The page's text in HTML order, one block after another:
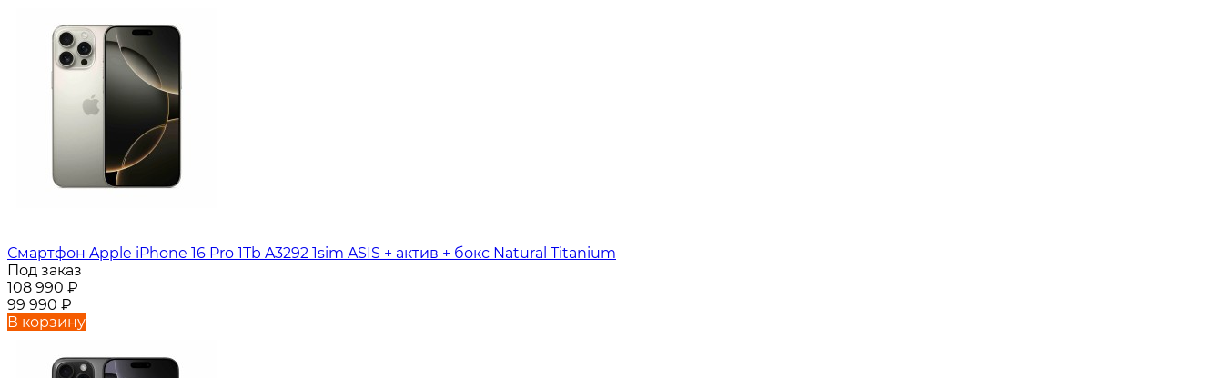
Смартфон Apple iPhone 16 Pro 1Tb A3292 1sim ASIS + актив + бокс Natural Titanium
Под заказ
108 990 ₽
99 990 ₽
В корзину